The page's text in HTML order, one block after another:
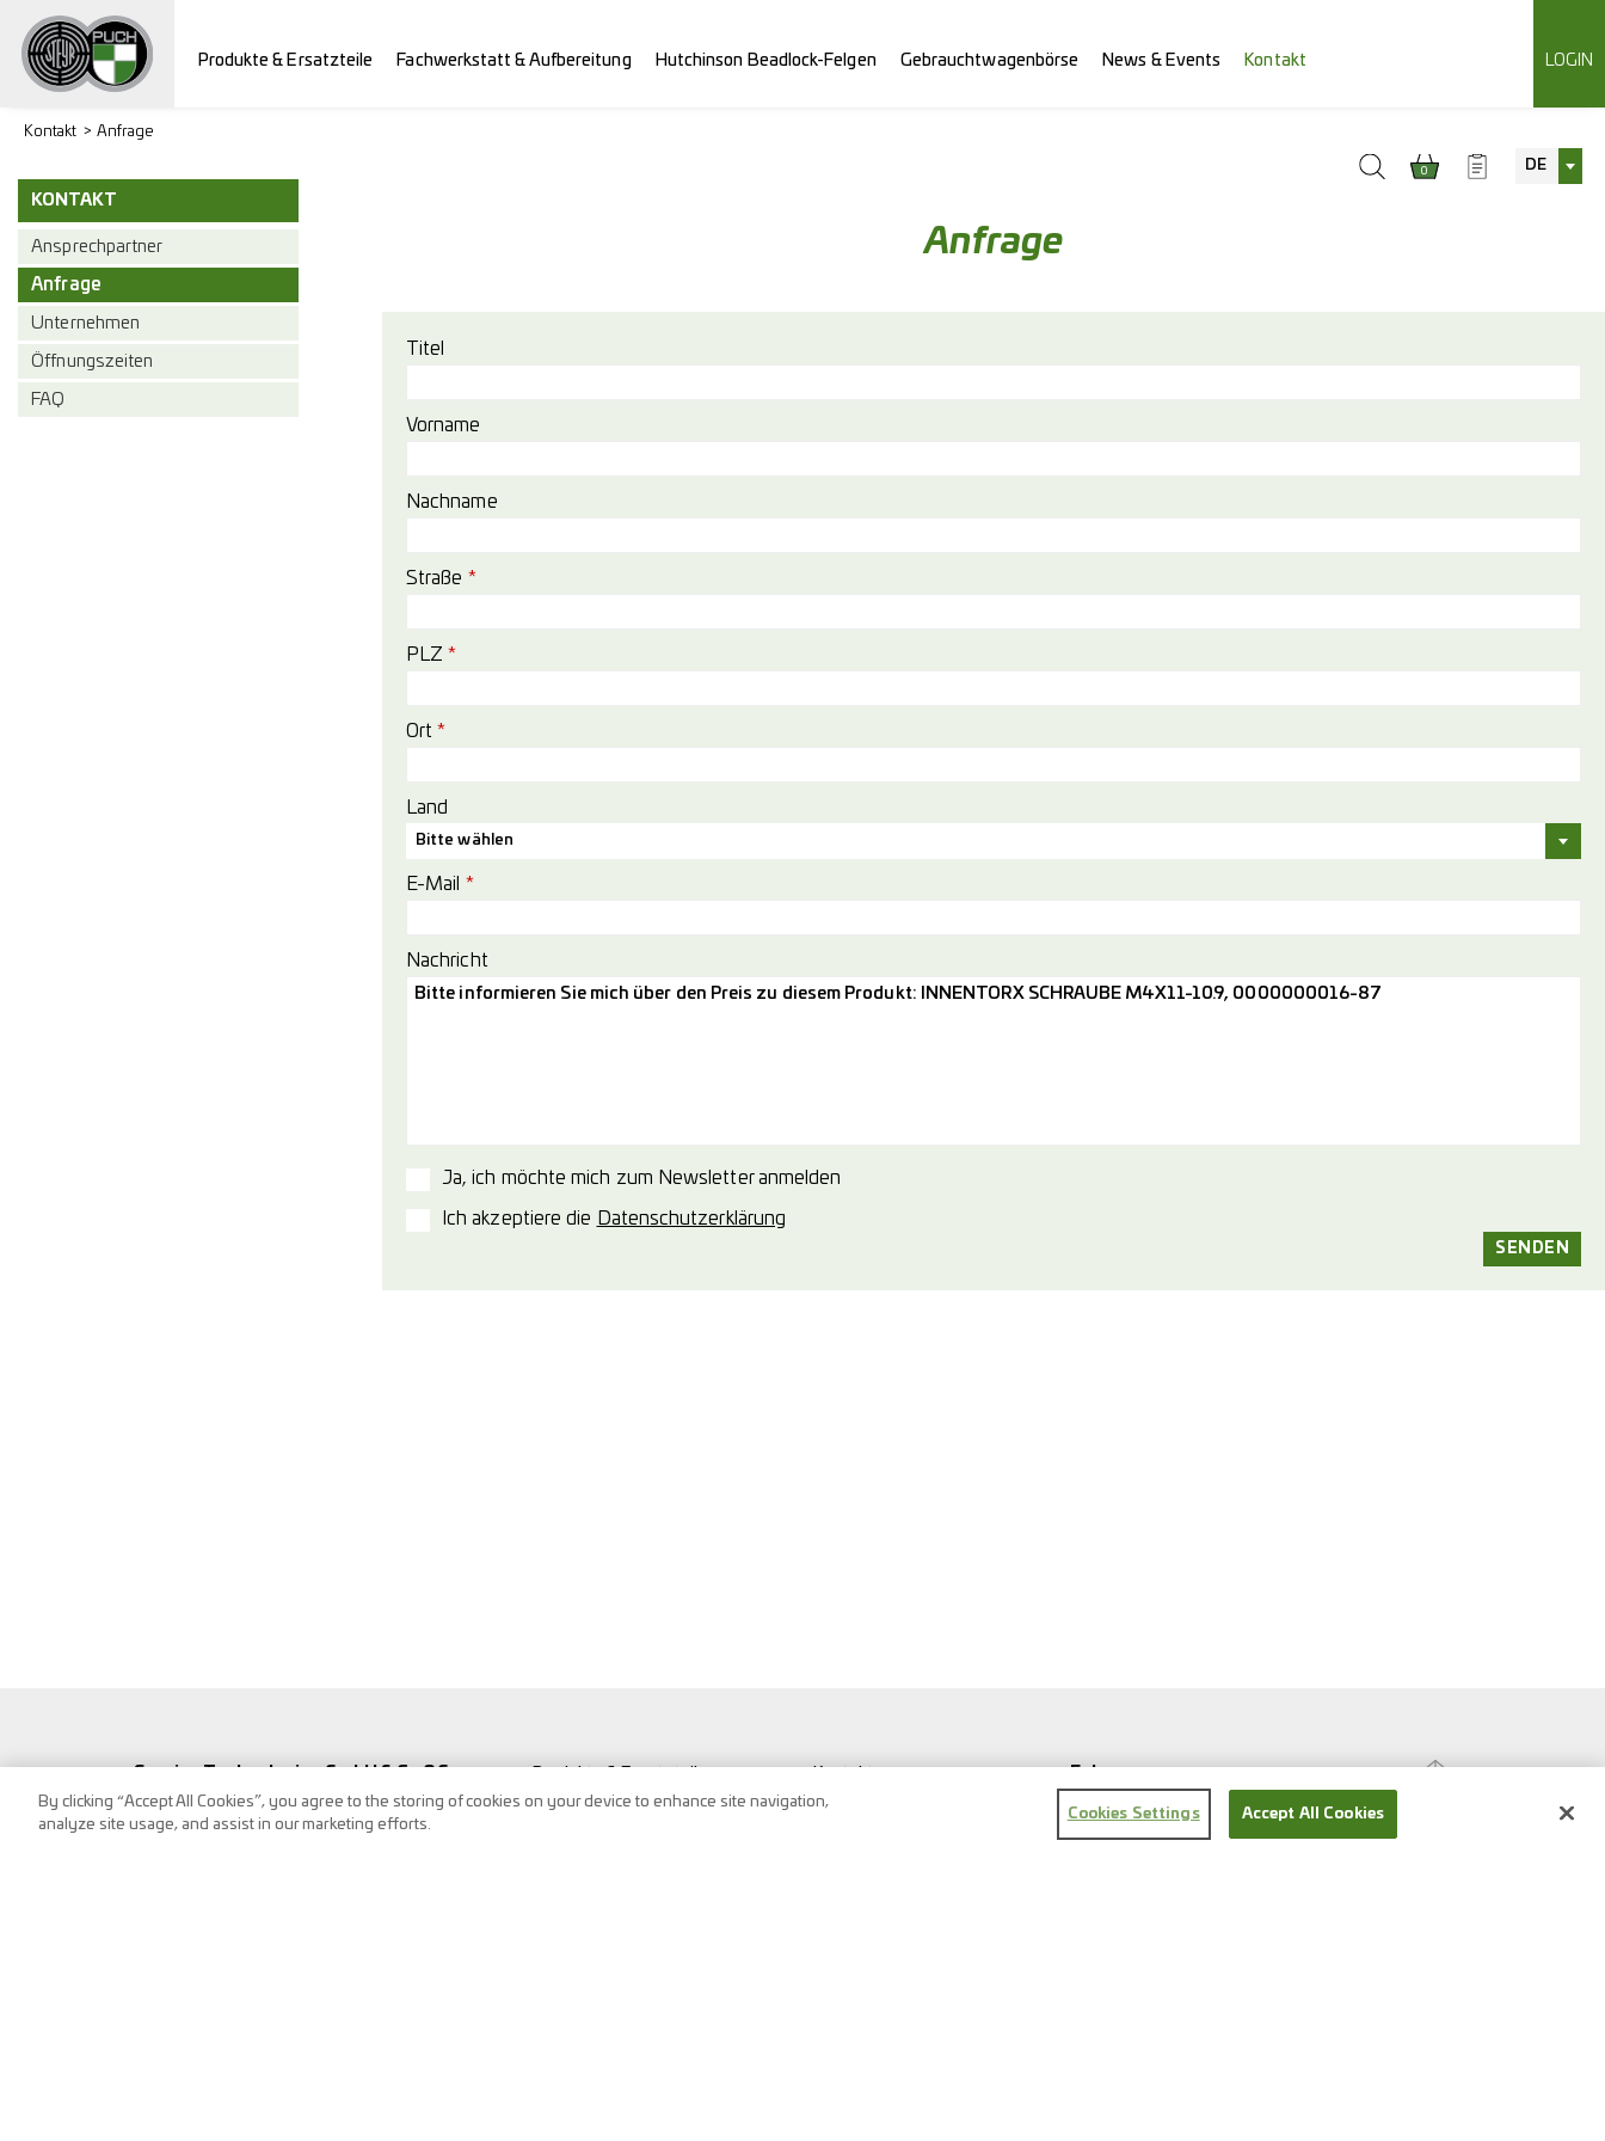
Produkte & Ersatzteile Fachwerkstatt & Aufbereitung Hutchinson Beadlock-Felgen Gebrauchtwagenbörse News & Events Kontakt LOGIN
0 DE
Kontakt Anfrage
KONTAKT
Ansprechpartner
Anfrage
Unternehmen
Öffnungszeiten
FAQ
Anfrage
Titel
Vorname
Nachname
Straße *
PLZ*
Ort*
Land
Bitte wählen
E-Mail *
Nachricht
Ja, ich möchte mich zum Newsletter anmelden
Ich akzeptiere die Datenschutzerklärung
Service Technologies GmbH & Co OG
Frank-Stronach-Straße 3
8200 Albersdorf, Austria
Werkstatt & Fahrzeuge
Suche
Folge uns
By clicking “Accept All Cookies”, you agree to the storing of cookies on your device to enhance site navigation,
analyze site usage, and assist in our marketing efforts.
Cookies Settings Accept All Cookies